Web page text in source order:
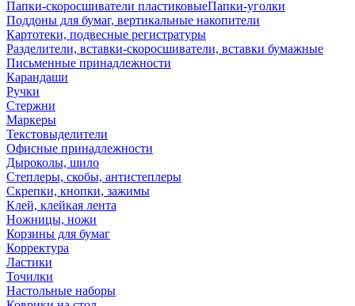
Папки-скоросшиватели пластиковыеПапки-уголки
Поддоны для бумаг, вертикальные накопители
Картотеки, подвесные регистратуры
Разделители, вставки-скоросшиватели, вставки бумажные
Письменные принадлежности
Карандаши
Ручки
Стержни
Маркеры
Текстовыделители
Офисные принадлежности
Дыроколы, шило
Степлеры, скобы, антистеплеры
Скрепки, кнопки, зажимы
Клей, клейкая лента
Ножницы, ножи
Корзины для бумаг
Корректура
Ластики
Точилки
Настольные наборы